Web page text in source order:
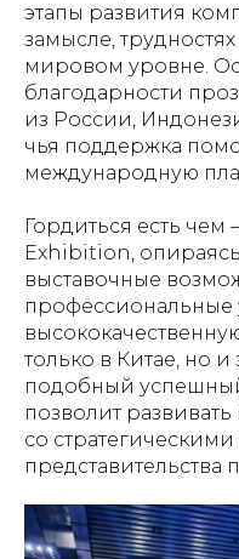
этапы развития
замысле,
мировом уровне.
благодарности
из России,
чья поддержка
международную
Гордиться есть чем
Exhibition,
выставочные
профессиональные
только в Китае, но
подобный
позволит
со
представительства